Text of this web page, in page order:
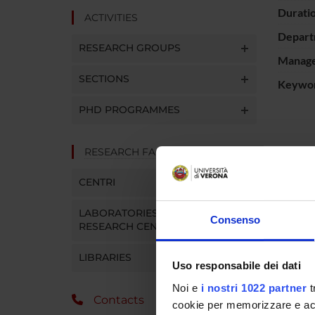
Consenso
Uso responsabile dei dati
Noi e i nostri 1022 partner
cookie per memorizzare e
ACTIVITIES
RESEARCH GROUPS
SECTIONS
PHD PROGRAMMES
RESEARCH FACILITIES
CENTRI
LABORATORIES AND
RESEARCH CENTRES
LIBRARIES
Contacts